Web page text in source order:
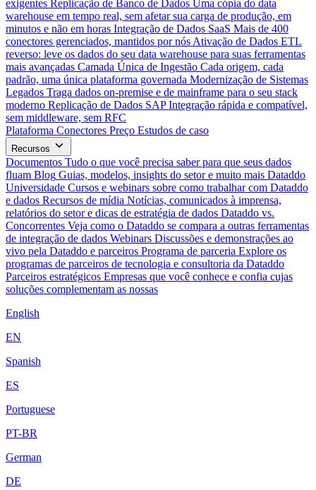
exigentes Replicação de Banco de Dados Uma cópia do data
warehouse em tempo real, sem afetar sua carga de produção, em
minutos e não em horas Integração de Dados SaaS Mais de 400
conectores gerenciados, mantidos por nós Ativação de Dados ETL
reverso: leve os dados do seu data warehouse para suas ferramentas
mais avançadas Camada Única de Ingestão Cada origem, cada
padrão, uma única plataforma governada Modernização de Sistemas
Legados Traga dados on-premise e de mainframe para o seu stack
moderno Replicação de Dados SAP Integração rápida e compatível,
sem middleware, sem RFC
Plataforma Conectores Preço Estudos de caso
Recursos
Documentos Tudo o que você precisa saber para que seus dados
fluam Blog Guias, modelos, insights do setor e muito mais Dataddo
Universidade Cursos e webinars sobre como trabalhar com Dataddo
e dados Recursos de mídia Notícias, comunicados à imprensa,
relatórios do setor e dicas de estratégia de dados Dataddo vs.
Concorrentes Veja como o Dataddo se compara a outras ferramentas
de integração de dados Webinars Discussões e demonstrações ao
vivo pela Dataddo e parceiros Programa de parceria Explore os
programas de parceiros de tecnologia e consultoria da Dataddo
Parceiros estratégicos Empresas que você conhece e confia cujas
soluções complementam as nossas
English
EN
Spanish
ES
Portuguese
PT-BR
German
DE